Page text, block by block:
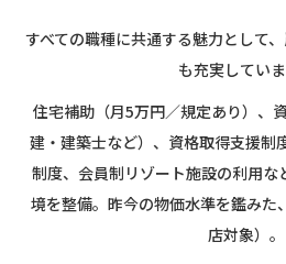
すべての職種に共通する魅力として
も充実していま
住宅補助（月5万円／規定あり）、
建・建築士など）、資格取得支援制
制度、会員制リゾート施設の利用な
境を整備。昨今の物価水準を鑑み
店対象）。